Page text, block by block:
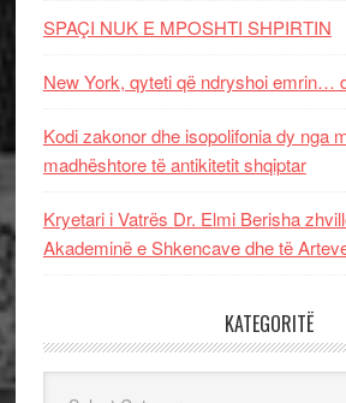
SPAÇI NUK E MPOSHTI SHPIRTIN
New York, qyteti që ndryshoi emrin…
Kodi zakonor dhe isopolifonia dy nga
madhështore të antikitetit shqiptar
Kryetari i Vatrës Dr. Elmi Berisha
Akademinë e Shkencave dhe të
KATEGORITË